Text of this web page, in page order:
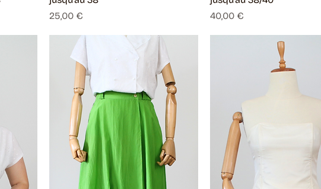
Prix
25,00 €
Prix
40,00 €